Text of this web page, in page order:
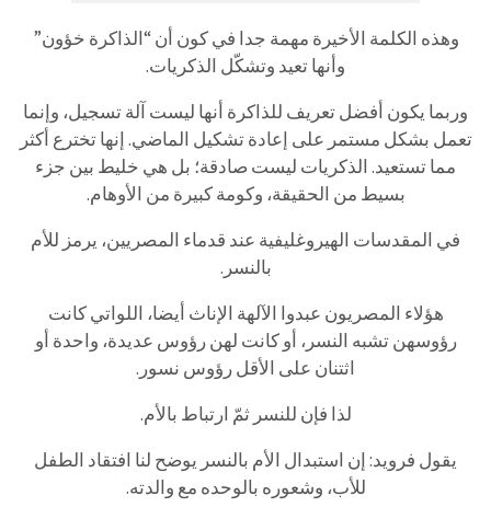
وهذه الكلمة الأخيرة مهمة جدا في كون أن “الذاكرة خؤون”
وأنها تعيد وتشكّل الذكريات.
وربما يكون أفضل تعريف للذاكرة أنها ليست آلة تسجيل، وإنما
تعمل بشكل مستمر على إعادة تشكيل الماضي. إنها تخترع أكثر
مما تستعيد. الذكريات ليست صادقة؛ بل هي خليط بين جزء
بسيط من الحقيقة، وكومة كبيرة من الأوهام.
في المقدسات الهيروغليفية عند قدماء المصريين، يرمز للأم
بالنسر.
هؤلاء المصريون عبدوا الآلهة الإناث أيضا، اللواتي كانت
رؤوسهن تشبه النسر، أو كانت لهن رؤوس عديدة، واحدة أو
اثتنان على الأقل رؤوس نسور.
لذا فإن للنسر ثمّ ارتباط بالأم.
يقول فرويد: إن استبدال الأم بالنسر يوضح لنا افتقاد الطفل
للأب، وشعوره بالوحده مع والدته.